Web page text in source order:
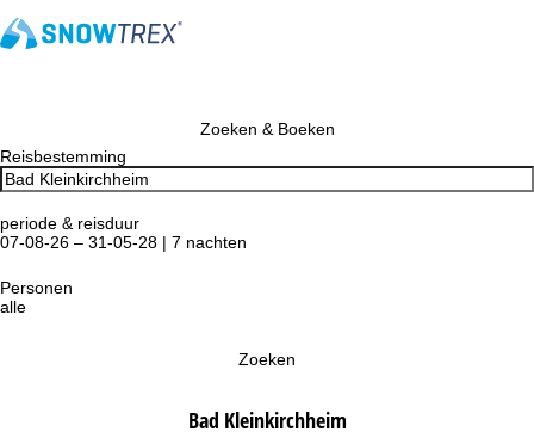
Zoeken & Boeken
Reisbestemming
periode & reisduur
07-08-26 – 31-05-28 | 7 nachten
Personen
alle
Zoeken
Bad Kleinkirchheim